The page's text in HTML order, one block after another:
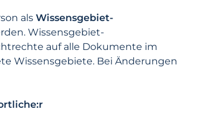
als Wissensgebiet-
Wissensgebiet-
auf alle Dokumente im
Wissensgebiete. Bei Änderungen